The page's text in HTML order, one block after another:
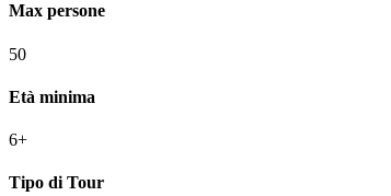
Max persone
50
Età minima
6+
Tipo di Tour